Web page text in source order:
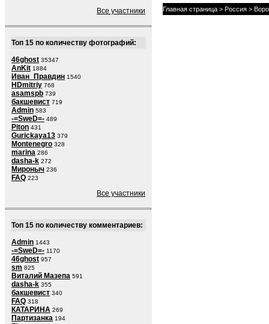
Все участники
Топ 15 по количеству фотографий:
46ghost 35347
AnKit 1884
Иван_Правдин 1540
HDmitriy 768
asamspb 739
бакшевист 719
Admin 583
-=SweD=- 489
Piton 431
Gurickaya13 379
Montenegro 328
marina 286
dasha-k 272
Мироныч 236
FAQ 223
Все участники
Топ 15 по количеству комментариев:
Admin 1443
-=SweD=- 1170
46ghost 957
sm 825
Виталий Мазепа 591
dasha-k 355
бакшевист 340
FAQ 318
КАТАРИНА 269
Партизанка 194
Главная страница > Россия >